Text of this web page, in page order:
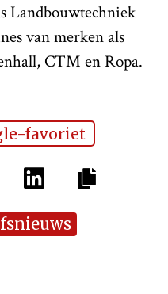
Landbouwtechniek
van merken als
CTM en Ropa.
favoriet